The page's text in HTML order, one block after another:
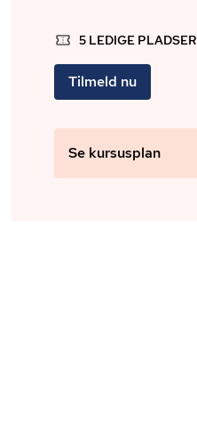
5 LEDIGE PLADSER
Tilmeld nu
Se kursusplan